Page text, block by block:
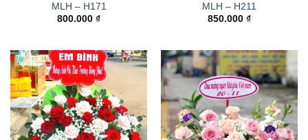
MLH – H171
800.000 ₫
MLH – H211
850.000 ₫